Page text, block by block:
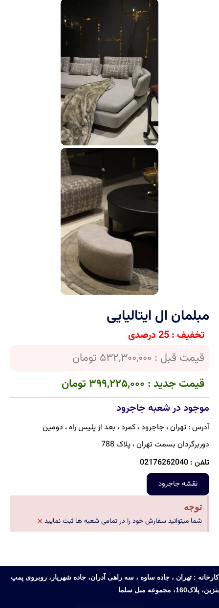
مبلمان ال ایتالیایی
تخفیف : 25 درصدی
قیمت قبل : 532,300,000 تومان
قیمت جدید : 399,225,000 تومان
موجود در شعبه جاجرود
آدرس : تهران ، جاجرود ، کمرد ، بعد از پلیس راه ، دومین
دوربرگردان بسمت تهران ، پلاک 788
تلفن : 02176262040
نقشه جاجرود
توجه
شما میتوانید سفارش خود را در تمامی شعبه ها ثبت نمایید ×
کارخانه : تهران ، جاده ساوه ، سه راهی آدران، جاده شهریار، روبروی پمپ
بنزین، پلاک160، مجموعه مبل سلما